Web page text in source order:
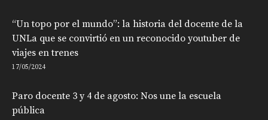
“Un topo por el mundo”: la historia del docente de la
UNLa que se convirtió en un reconocido youtuber de
viajes en trenes
17/05/2024
Paro docente 3 y 4 de agosto: Nos une la escuela
pública